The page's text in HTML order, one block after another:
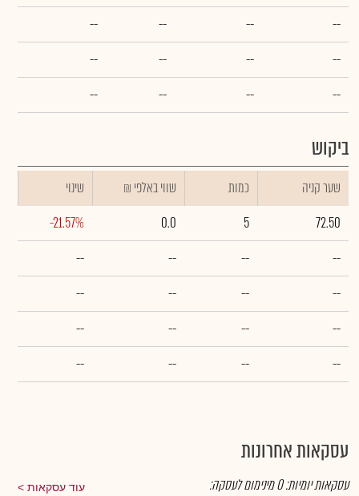
--
--
--
--
--
--
--
--
--
--
--
--
ביקוש
שער קניה כמות ₪ שווי באלפי
שינוי
72.50
5
0.0
-21.57%
--
--
--
--
--
--
--
--
--
--
--
--
--
--
--
--
עסקאות אחרונות
עוד עסקאות עסקאות יומיות:0מינימום לעסקה: